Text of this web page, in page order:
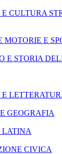
CULTURA
MOTORIE E
E STORIA
E
GEOGRAFIA
LATINA
CIVICA